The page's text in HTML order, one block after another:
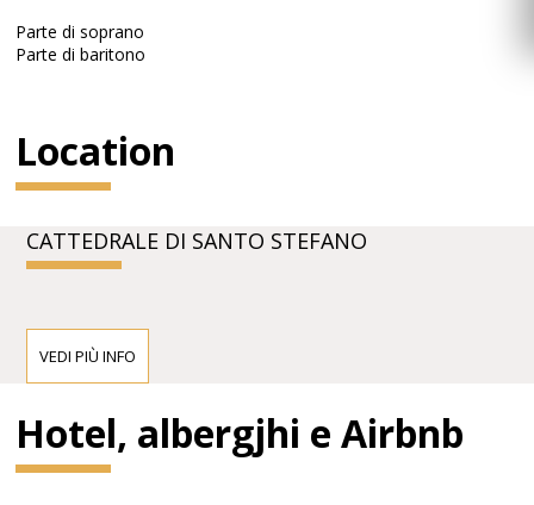
Parte di soprano
Parte di baritono
Location
CATTEDRALE DI SANTO STEFANO
VEDI PIÙ INFO
Hotel, albergjhi e Airbnb